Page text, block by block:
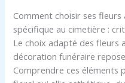
Comment choisir ses
spécifique au cimetière :
Le choix adapté des fleurs
décoration funéraire
Comprendre ces éléments